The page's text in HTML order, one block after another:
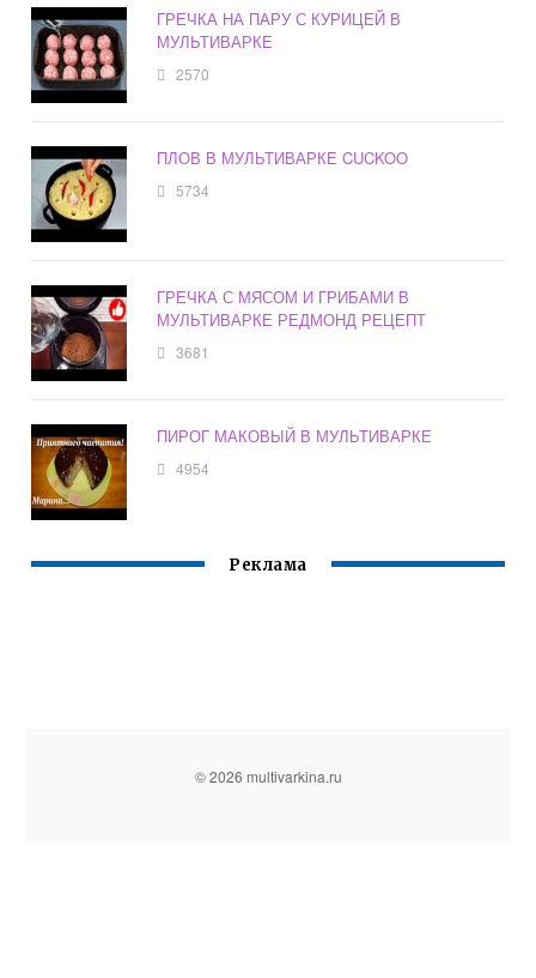
ГРЕЧКА НА ПАРУ С КУРИЦЕЙ В
МУЛЬТИВАРКЕ
2570
ПЛОВ В МУЛЬТИВАРКЕ CUCKOO
5734
ГРЕЧКА С МЯСОМ И ГРИБАМИ В
МУЛЬТИВАРКЕ РЕДМОНД РЕЦЕПТ
3681
ПИРОГ МАКОВЫЙ В МУЛЬТИВАРКЕ
4954
Реклама
© 2026 multivarkina.ru